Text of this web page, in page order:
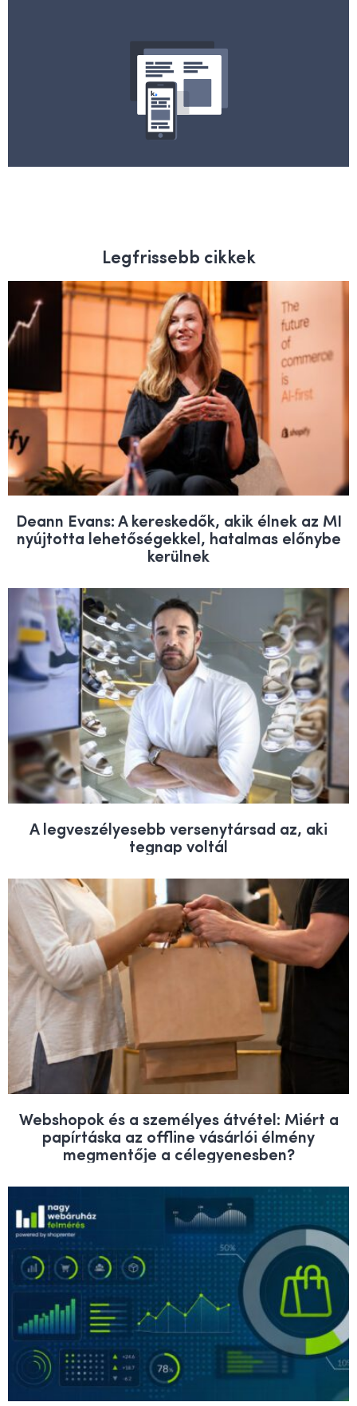
Legfrissebb cikkek
Deann Evans: A kereskedők, akik élnek az MI
nyújtotta lehetőségekkel, hatalmas előnybe
kerülnek
A legveszélyesebb versenytársad az, aki
tegnap voltál
Webshopok és a személyes átvétel: Miért a
papírtáska az offline vásárlói élmény
megmentője a célegyenesben?